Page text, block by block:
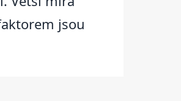
jsou